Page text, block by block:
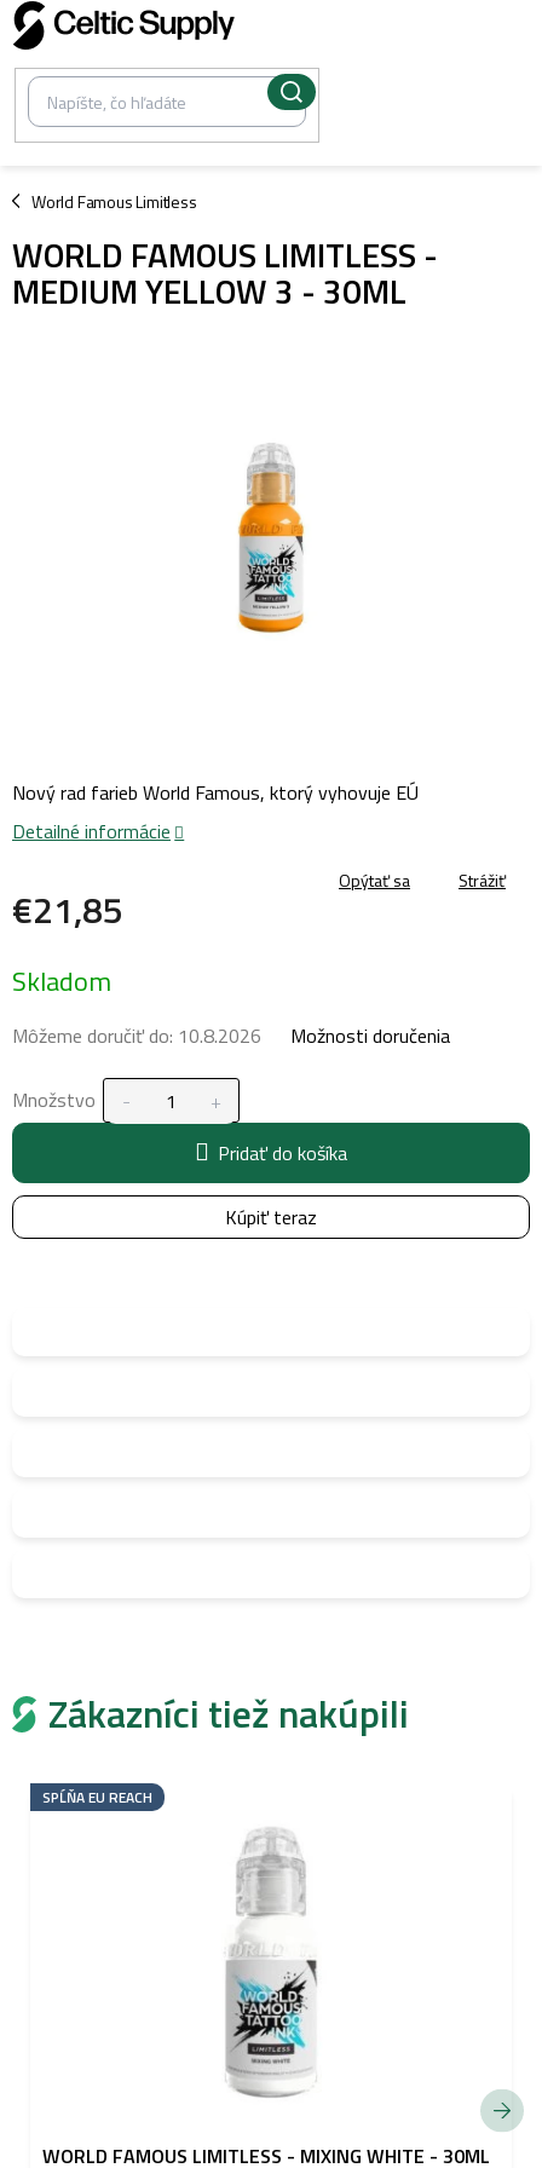
Prejsť
na
obsah
World Famous Limitless
/
WORLD FAMOUS LIMITLESS -
MEDIUM YELLOW 3 - 30ML
€21,85
cena:
Skladom
Môžeme doručiť do: 10.8.2026 Možnosti doručenia
Množstvo
Pridať do košíka
Kúpiť teraz
Nový rad farieb World Famous, ktorý vyhovuje EÚ
Detailné informácie
Opýtať sa Strážiť
Zákazníci tiež nakúpili
SPĹŇA EU REACH
WORLD FAMOUS LIMITLESS - MIXING WHITE - 30ML